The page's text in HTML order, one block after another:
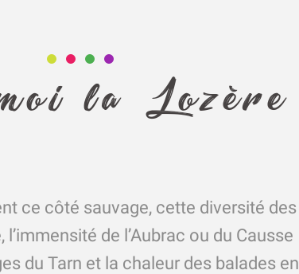
la Lozère
ce côté sauvage, cette diversité des
de l’Aubrac ou du Causse
du Tarn et la chaleur des balades en